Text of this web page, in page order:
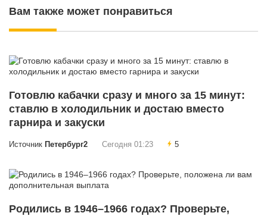
Вам также может понравиться
Готовлю кабачки сразу и много за 15 минут:
ставлю в холодильник и достаю вместо
гарнира и закуски
Источник Петербург2 Сегодня 01:23 5
Родились в 1946–1966 годах? Проверьте,